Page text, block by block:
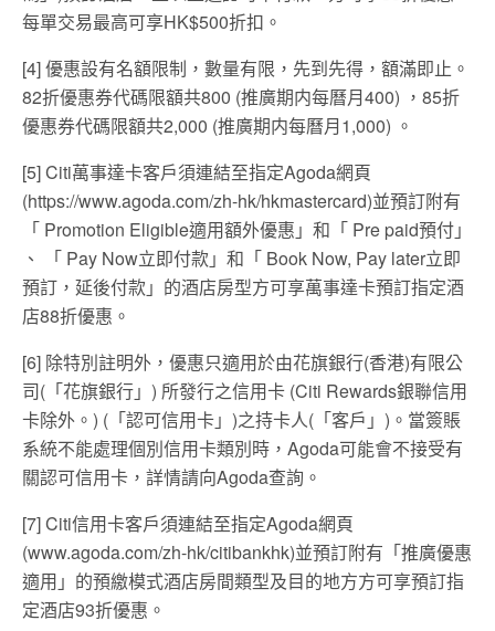
每單交易最高可享HK$500折扣。
[4] 優惠設有名額限制，數量有限，先到先得，額滿即止。
82折優惠券代碼限額共800 (推廣期内每曆月400) ，85折
優惠券代碼限額共2,000 (推廣期内每曆月1,000) 。
[5] Citi萬事達卡客戶須連結至指定Agoda網頁
(https://www.agoda.com/zh-hk/hkmastercard)並預訂附有
「 Promotion Eligible適用額外優惠」和「 Pre paid預付」
、 「 Pay Now立即付款」和「 Book Now, Pay later立即
預訂，延後付款」的酒店房型方可享萬事達卡預訂指定酒
店88折優惠。
[6] 除特別註明外，優惠只適用於由花旗銀行(香港)有限公
司(「花旗銀行」) 所發行之信用卡 (Citi Rewards銀聯信用
卡除外。) (「認可信用卡」)之持卡人(「客戶」)。當簽賬
系統不能處理個別信用卡類別時，Agoda可能會不接受有
關認可信用卡，詳情請向Agoda查詢。
[7] Citi信用卡客戶須連結至指定Agoda網頁
(www.agoda.com/zh-hk/citibankhk)並預訂附有「推廣優惠
適用」的預繳模式酒店房間類型及目的地方方可享預訂指
定酒店93折優惠。